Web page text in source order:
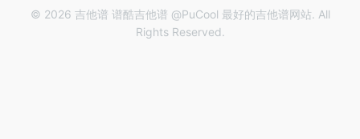
© 2026 吉他谱 谱酷吉他谱 @PuCool 最好的吉他谱网站. All
Rights Reserved.